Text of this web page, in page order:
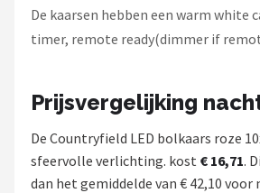
De kaarsen hebben een warm white
timer, remote ready(dimmer if
Prijsvergelijking
De Countryfield LED bolkaars roze
sfeervolle verlichting. kost € 16,71.
dan het gemiddelde van € 42,10